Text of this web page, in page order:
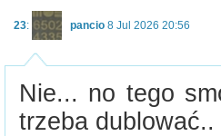
23: pancio 8 Jul 2026 20:56
Nie... no tego
trzeba dublować..